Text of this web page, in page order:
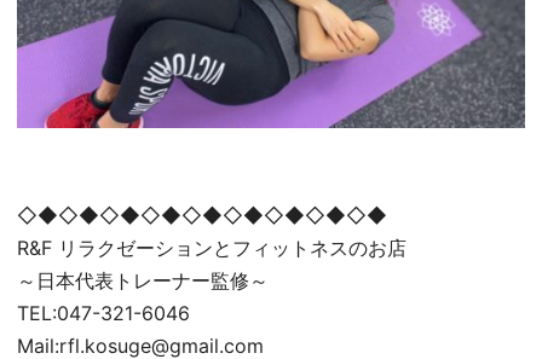
◇◆◇◆◇◆◇◆◇◆◇◆◇◆◇◆◇◆
R&F リラクゼーションとフィットネスのお店
～日本代表トレーナー監修～
TEL:047-321-6046
Mail:rfl.kosuge@gmail.com